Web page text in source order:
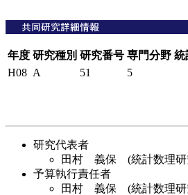
年度 研究種別 研究番号 専門分野 統
H08 A 51 5
研究代表者
田村 義保 (統計数理研
予算執行責任者
田村 義保 (統計数理研